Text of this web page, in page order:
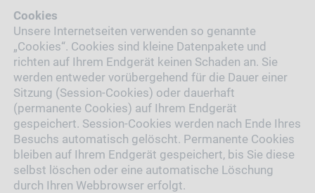
Cookies
Unsere Internetseiten verwenden so genannte
„Cookies“. Cookies sind kleine Datenpakete und
richten auf Ihrem Endgerät keinen Schaden an. Sie
werden entweder vorübergehend für die Dauer einer
Sitzung (Session-Cookies) oder dauerhaft
(permanente Cookies) auf Ihrem Endgerät
gespeichert. Session-Cookies werden nach Ende Ihres
Besuchs automatisch gelöscht. Permanente Cookies
bleiben auf Ihrem Endgerät gespeichert, bis Sie diese
selbst löschen oder eine automatische Löschung
durch Ihren Webbrowser erfolgt.